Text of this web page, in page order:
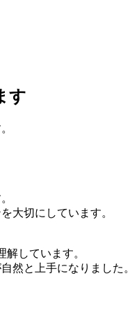
す
大切にしています。
しています。
然と上手になりました。